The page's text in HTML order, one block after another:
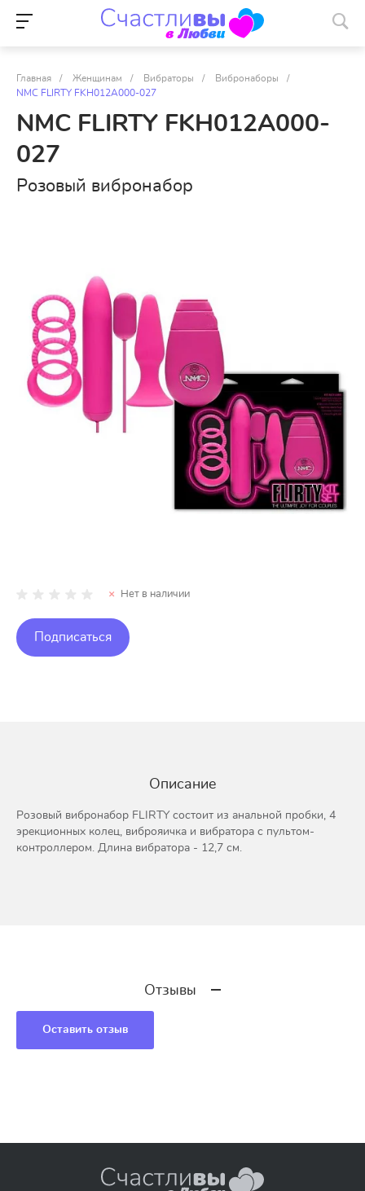
Главная / Женщинам / Вибраторы / Вибронаборы
/
NMC FLIRTY FKH012A000-027
NMC FLIRTY FKH012A000-
027
Розовый вибронабор
Нет в наличии
Подписаться
Описание
Розовый вибронабор FLIRTY состоит из анальной пробки, 4
эрекционных колец, виброяичка и вибратора с пультом-
контроллером. Длина вибратора - 12,7 см.
Отзывы
Оставить отзыв